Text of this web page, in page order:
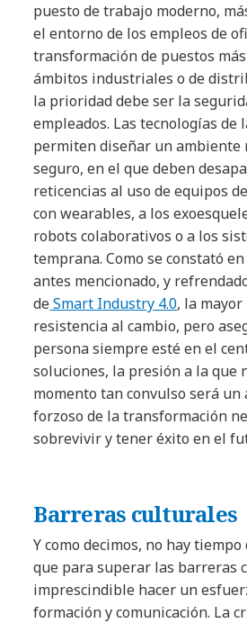
puesto de trabajo moderno,
el entorno de los empleos de
transformación de puestos
ámbitos industriales o de
la prioridad debe ser la
empleados. Las tecnologías de
permiten diseñar un ambiente
seguro, en el que deben
reticencias al uso de equipos
con wearables, a los
robots colaborativos o a los
temprana. Como se constató
antes mencionado, y
deSmart Industry 4.0, la
resistencia al cambio, pero
persona siempre esté en el
soluciones, la presión a la que
momento tan convulso será un
forzoso de la transformación
sobrevivir y tener éxito en el
Barreras culturales
Y como decimos, no hay
que para superar las barreras
imprescindible hacer un
formación y comunicación. La